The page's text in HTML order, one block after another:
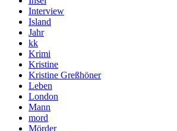
Interview
Island
Jahr
kk
Krimi
Kristine
Kristine Greßhöner
Leben
London
Mann
mord
Mörder